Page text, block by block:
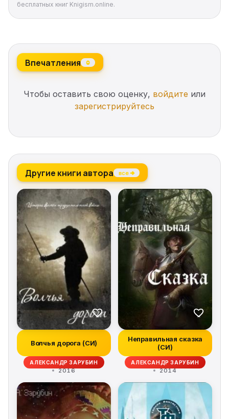
бесплатных книг Knigism.online.
Впечатления 0
Чтобы оставить свою оценку, войдите или
зарегистрируйтесь
Другие книги автора все →
Волчья дорога (СИ)
АЛЕКСАНДР ЗАРУБИН
2016
Неправильная сказка
(СИ)
АЛЕКСАНДР ЗАРУБИН
2014